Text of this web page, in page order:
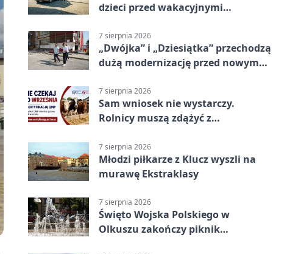
dzieci przed wakacyjnymi
7 sierpnia 2026
„Dwójka” i „Dziesiątka” przechodzą
dużą modernizację przed nowym
7 sierpnia 2026
Sam wniosek nie wystarczy.
Rolnicy muszą zdążyć z
7 sierpnia 2026
Młodzi piłkarze z Klucz wyszli na
murawę Ekstraklasy
7 sierpnia 2026
Święto Wojska Polskiego w
Olkuszu zakończy piknik